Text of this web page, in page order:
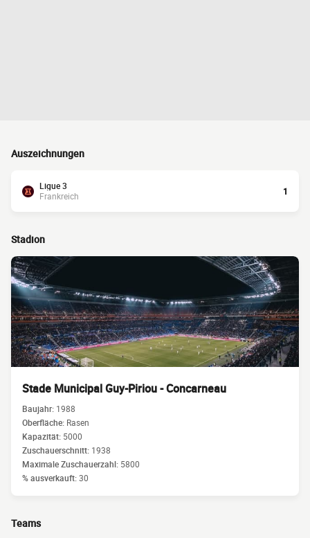
Auszeichnungen
Ligue 3
Frankreich
1
Stadion
Stade Municipal Guy-Piriou - Concarneau
Baujahr: 1988
Oberfläche: Rasen
Kapazität: 5000
Zuschauerschnitt: 1938
Maximale Zuschauerzahl: 5800
% ausverkauft:30
Teams